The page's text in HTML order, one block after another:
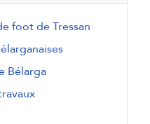
foot de Tressan
Bélarga